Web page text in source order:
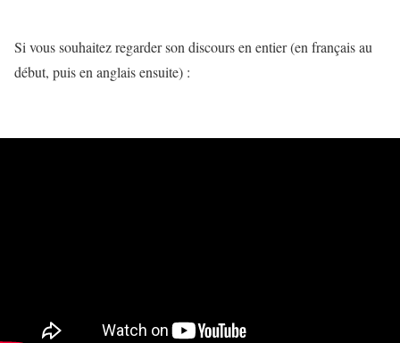
Si vous souhaitez regarder son discours en entier (en français au
début, puis en anglais ensuite) :